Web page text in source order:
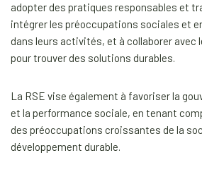
adopter des pratiques responsables et
intégrer les préoccupations sociales et
dans leurs activités, et à collaborer avec
pour trouver des solutions durables.
La RSE vise également à favoriser la
et la performance sociale, en tenant
des préoccupations croissantes de la
développement durable.